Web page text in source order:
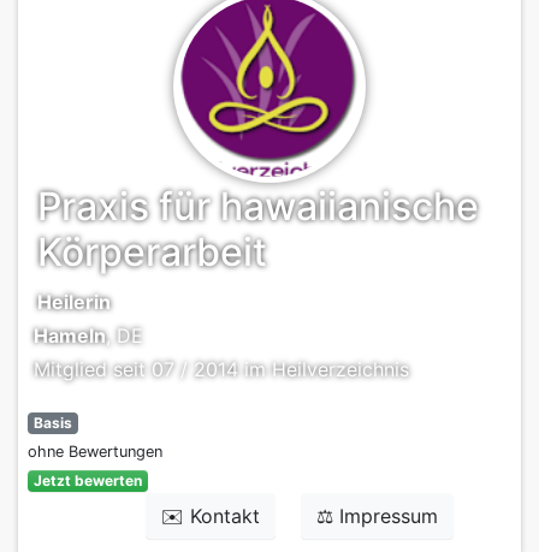
Praxis für hawaiianische
Körperarbeit
Heilerin
Hameln, DE
Mitglied seit 07 / 2014 im Heilverzeichnis
Basis
ohne Bewertungen
Jetzt bewerten
✉️ Kontakt ⚖️ Impressum